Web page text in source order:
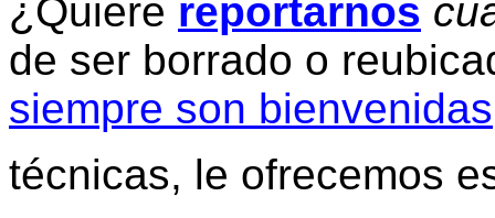
¿Quiere reportarnos
de ser borrado o
siempre son bienvenidas
técnicas, le ofrecemos